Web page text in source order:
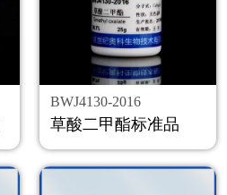
BWJ4130-2016
草酸二甲酯标准品